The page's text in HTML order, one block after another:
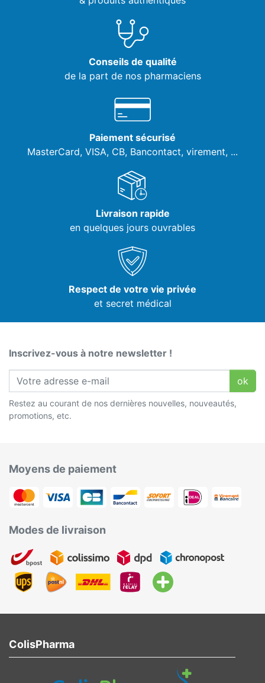
Conseils de qualité
de la part de nos pharmaciens
Paiement sécurisé
MasterCard, VISA, CB, Bancontact, virement, ...
Livraison rapide
en quelques jours ouvrables
Respect de votre vie privée
et secret médical
Inscrivez-vous à notre newsletter !
ok
Restez au courant de nos dernières nouvelles, nouveautés,
promotions, etc.
Moyens de paiement
Modes de livraison
ColisPharma